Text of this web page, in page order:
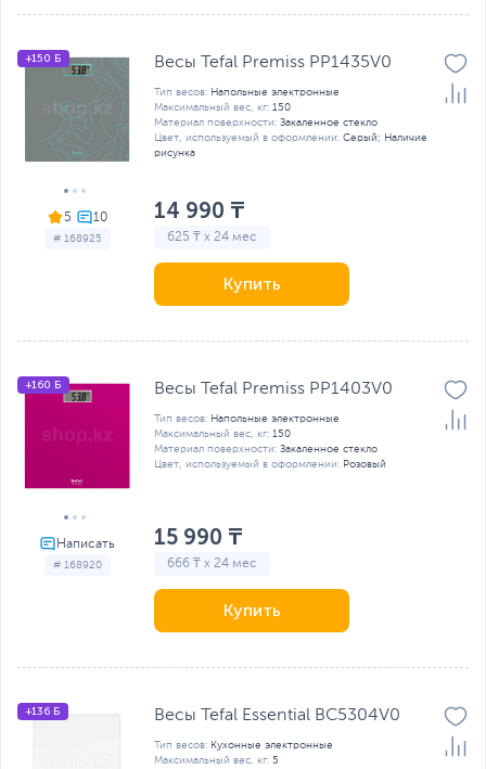
5
# 168925
+150 Б Весы Tefal Premiss PP1435V0
Тип весов: Напольные электронные
Максимальный вес, кг: 150
Материал поверхности: Закаленное стекло
Цвет, используемый в оформлении: Серый; Наличие
рисунка
14 990 ₸
625 ₸ x 24 мес
Купить
# 168920
+160 Б Весы Tefal Premiss PP1403V0
Тип весов: Напольные электронные
Максимальный вес, кг: 150
Материал поверхности: Закаленное стекло
Цвет, используемый в оформлении: Розовый
15 990 ₸
666 ₸ x 24 мес
Купить
+136 Б Весы Tefal Essential BC5304V0
Тип весов: Кухонные электронные
Максимальный вес, кг: 5